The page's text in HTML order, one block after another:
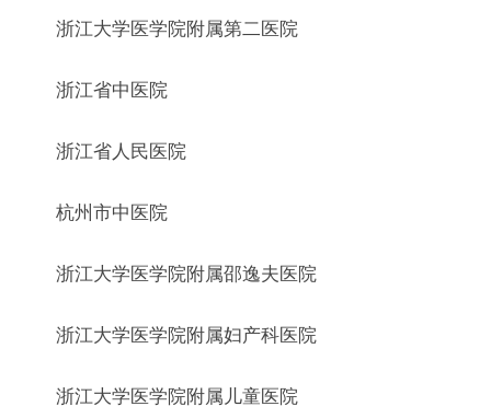
浙江大学医学院附属第二医院
浙江省中医院
浙江省人民医院
杭州市中医院
浙江大学医学院附属邵逸夫医院
浙江大学医学院附属妇产科医院
浙江大学医学院附属儿童医院